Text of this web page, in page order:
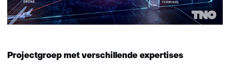
Projectgroep met verschillende expertises